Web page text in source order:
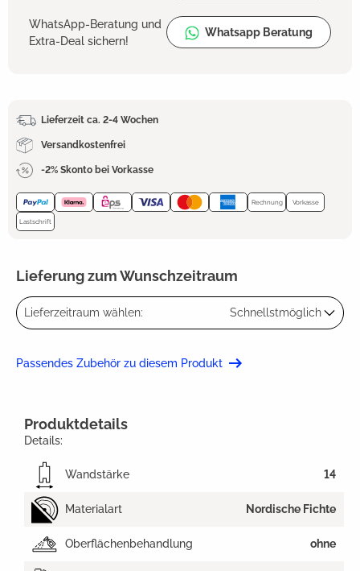
WhatsApp-Beratung und
Extra-Deal sichern!
Whatsapp Beratung
Lieferzeit ca. 2-4 Wochen
Versandkostenfrei
-2% Skonto bei Vorkasse
Rechnung Vorkasse
Lastschrift
Lieferung zum Wunschzeitraum
Lieferzeitraum wählen: Schnellstmöglich
Passendes Zubehör zu diesem Produkt
Produktdetails
Details:
Wandstärke 14
Materialart Nordische Fichte
Oberflächenbehandlung ohne